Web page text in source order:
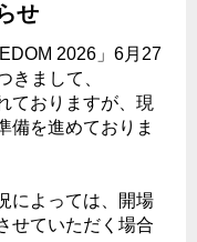
せ
2026」6月27
きまして、
ておりますが、現
備を進めておりま
によっては、開場
せていただく場合